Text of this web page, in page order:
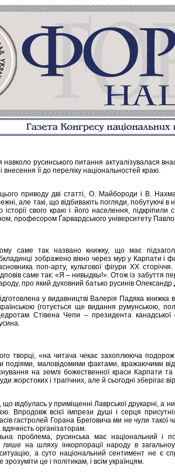
навколо русинського питання актуалізувалася
внесення її до переліку національностей краю.
приводу дві статті, О. Майбороди і В.
але такі, що відбивають погляди, побутуючі в
свого краю і його населення,
професором Ґарвардського університету
саме так названо книжку, що має
зображено вікно через мур у Карпати і
поп-арту, культової фігури XX
саме так: «Я – нивыдкы!». Отож із забуття
про який духовний батько русинів
у видавництві Валерія Падяка
(готується ще видання румунською,
Стівена Чепи – президента
творці, «на читача чекає захоплююча подорож
подіями, маловідомими фактами, вражаючими
на землі божественної краси Карпати
жорстоких і трагічних, але й сьогодні зберігає
що відбулась у приміщенні Лаврської друкарні, а
Впродовж всієї імпрези душі і серця
гастролей Горана Бреговича ми не чули такої
організаторам.
проблема, русинська має національний і
на шляху інкорпорації народу в
ситуацію, а суто національний сентимент не є
це і політикам, і всім українцям.